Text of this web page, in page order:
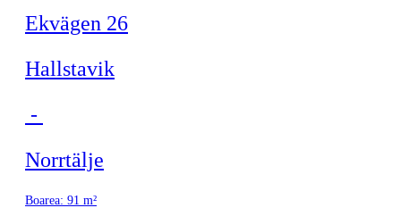
Ekvägen 26
Hallstavik
-
Norrtälje
Boarea: 91 m²